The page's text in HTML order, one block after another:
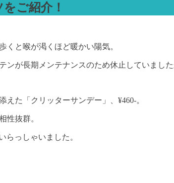
ご紹介！
くと喉が渇くほど暖かい陽気。
ンが長期メンテナンスのため休止していまし
た「クリッターサンデー」、¥460-。
性抜群。
らっしゃいました。